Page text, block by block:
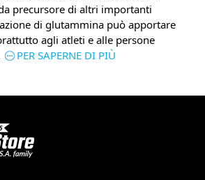
precursore di altri importanti
di glutammina può apportare
agli atleti e alle persone
PER SAPERNE DI PIÙ